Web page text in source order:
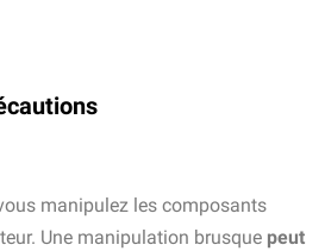
manipulez les composants
Une manipulation brusque peut